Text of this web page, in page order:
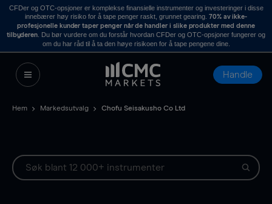
CFDer og OTC-opsjoner er komplekse finansielle instrumenter og investeringer i disse
innebærer høy risiko for å tape penger raskt, grunnet gearing. 70% av ikke-
profesjonelle kunder taper penger når de handler i slike produkter med denne
tilbyderen . Du bør vurdere om du forstår hvordan CFDer og OTC-opsjoner fungerer og
om du har råd til å ta den høye risikoen for å tape pengene dine.
Handle
Hem Markedsutvalg Chofu Seisakusho Co Ltd